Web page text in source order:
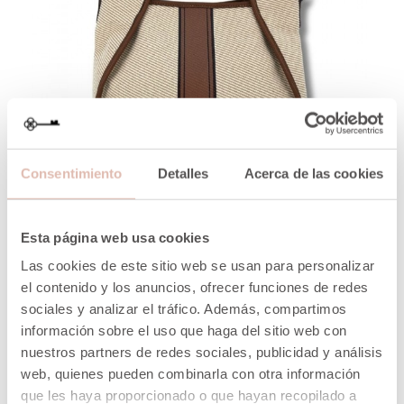
Consentimiento Detalles Acerca de las cookies
Esta página web usa cookies
Las cookies de este sitio web se usan para personalizar
el contenido y los anuncios, ofrecer funciones de redes
sociales y analizar el tráfico. Además, compartimos
información sobre el uso que haga del sitio web con
nuestros partners de redes sociales, publicidad y análisis
web, quienes pueden combinarla con otra información
que les haya proporcionado o que hayan recopilado a
BOLSO LONA RIBETEADO CANVAS FRANJA CENTRAL CAMEL
31,14 €Precio
normal
51,90 €Precio
AÑADIR A LA CESTA
-40%